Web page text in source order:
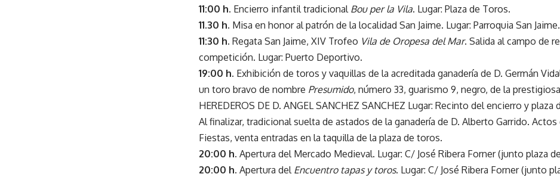
11:00 h. Encierro infantil tradicionalBou per la Vila. Lugar: Plaza de Toros.
11.30 h. Misa en honor al patrón de la localidad San Jaime. Lugar: Parroquia San Jaime.
11:30 h. Regata San Jaime, XIV Trofeo Vila de Oropesa del Mar. Salida al campo de
competición. Lugar: Puerto Deportivo.
19:00 h. Exhibición de toros y vaquillas de la acreditada ganadería de D. Germán
un toro bravo de nombre Presumido, número 33, guarismo 9, negro, de la
HEREDEROS DE D. ANGEL SANCHEZ SANCHEZ Lugar: Recinto del encierro y plaza
Al finalizar, tradicional suelta de astados de la ganadería de D. Alberto Garrido.
Fiestas, venta entradas en la taquilla de la plaza de toros.
20:00 h. Apertura del Mercado Medieval. Lugar: C/ José Ribera Forner (junto plaza
20:00 h. Apertura del Encuentro tapas y toros. Lugar: C/ José Ribera Forner (junto